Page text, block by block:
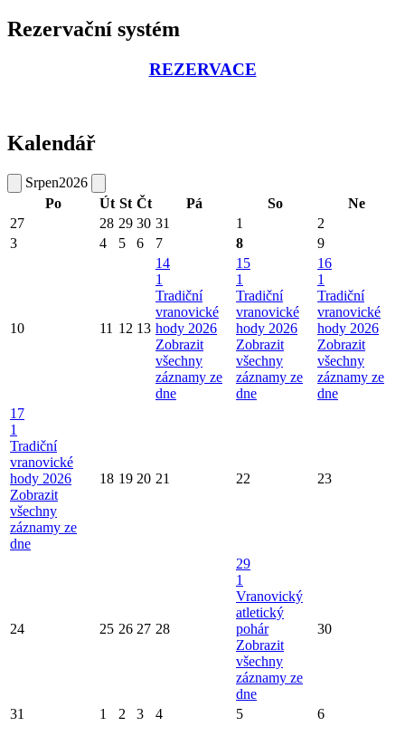
Rezervační systém
REZERVACE
Kalendář
Srpen2026
Po
Út St Čt Pá So
Ne
27
28 29 30 31 1
2
3
4 5 6 7 8 9
10 11 12 13
14
1
Tradiční
vranovické
hody 2026
Zobrazit
všechny
záznamy ze
dne
15
1
Tradiční
vranovické
hody 2026
Zobrazit
všechny
záznamy ze
dne
16
1
Tradiční
vranovické
hody 2026
Zobrazit
všechny
záznamy ze
dne
17
1
Tradiční
vranovické
hody 2026
Zobrazit
všechny
záznamy ze
dne
18 19 20 21 22 23
24 25 26 27 28
29
1
Vranovický
atletický
pohár
Zobrazit
všechny
záznamy ze
dne
30
31 1 2 3 4 5 6